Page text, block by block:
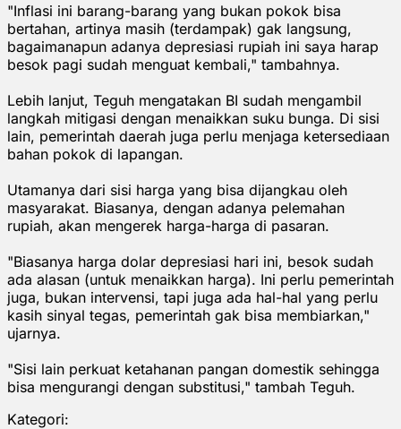
"Inflasi ini barang-barang yang bukan pokok bisa
bertahan, artinya masih (terdampak) gak langsung,
bagaimanapun adanya depresiasi rupiah ini saya harap
besok pagi sudah menguat kembali," tambahnya.
Lebih lanjut, Teguh mengatakan BI sudah mengambil
langkah mitigasi dengan menaikkan suku bunga. Di sisi
lain, pemerintah daerah juga perlu menjaga ketersediaan
bahan pokok di lapangan.
Utamanya dari sisi harga yang bisa dijangkau oleh
masyarakat. Biasanya, dengan adanya pelemahan
rupiah, akan mengerek harga-harga di pasaran.
"Biasanya harga dolar depresiasi hari ini, besok sudah
ada alasan (untuk menaikkan harga). Ini perlu pemerintah
juga, bukan intervensi, tapi juga ada hal-hal yang perlu
kasih sinyal tegas, pemerintah gak bisa membiarkan,"
ujarnya.
"Sisi lain perkuat ketahanan pangan domestik sehingga
bisa mengurangi dengan substitusi," tambah Teguh.
Kategori: